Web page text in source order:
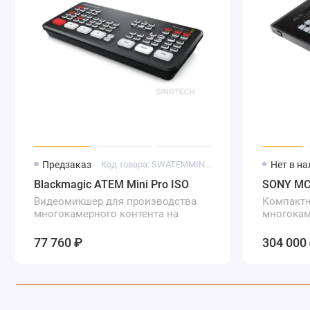
Предзаказ Код товара: SWATEMMINIBPRISO
Blackmagic ATEM Mini Pro ISO
Видеомикшер для производства
многокамерного контента на
77 760 ₽
Нет в
SONY
эфире
304 000